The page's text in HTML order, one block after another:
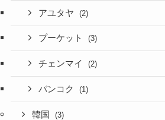
アユタヤ (2)
プーケット (3)
チェンマイ (2)
バンコク (1)
韓国 (3)